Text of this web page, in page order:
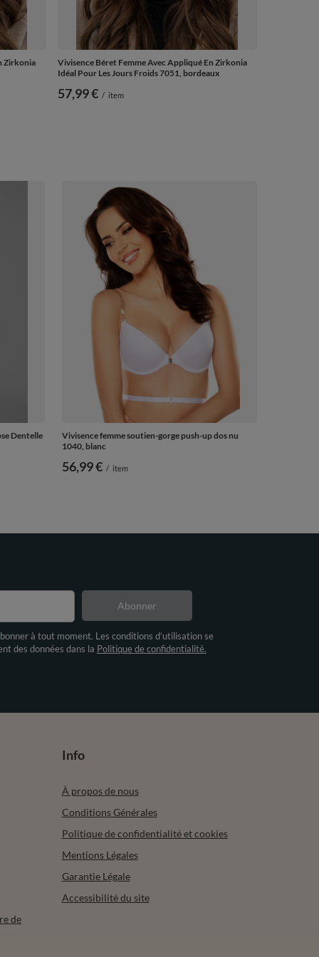
Zirkonia
Vivisence Béret Femme Avec Appliqué En Zirkonia
Idéal Pour Les Jours Froids 7051, bordeaux
57,99 € / item
Dentelle
Vivisence femme soutien-gorge push-up dos nu
1040, blanc
56,99 € / item
à tout moment. Les conditions d’utilisation se
des données dans la Politique de confidentialité.
Abonner
de
Info
À propos de nous
Conditions Générales
Politique de confidentialité et cookies
Mentions Légales
Garantie Légale
Accessibilité du site